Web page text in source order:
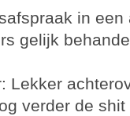
in
gelijk
Lekker
verder de shit